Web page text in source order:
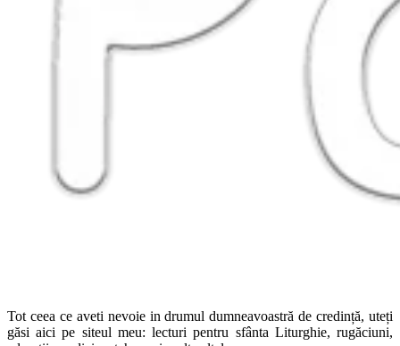
Tot ceea ce aveti nevoie in drumul dumneavoastră de credință, uteți
găsi aici pe siteul meu: lecturi pentru sfânta Liturghie, rugăciuni,